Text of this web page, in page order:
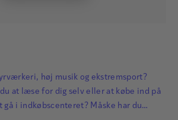
høj musik og ekstremsport?
at læse for dig selv eller at købe ind på
i indkøbscenteret? Måske har du